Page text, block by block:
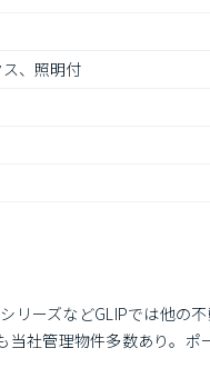
、照明付
リーズなどGLIPでは他の
当社管理物件多数あり。ポ